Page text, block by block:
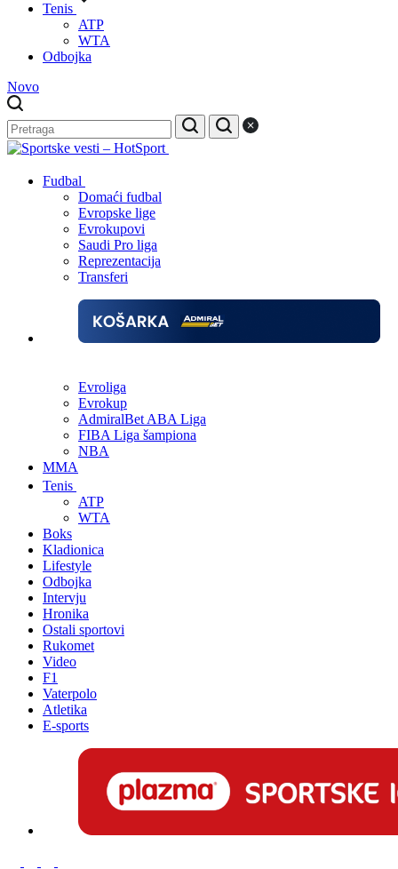
Tenis
ATP
WTA
Odbojka
Novo
Fudbal
Domaći fudbal
Evropske lige
Evrokupovi
Saudi Pro liga
Reprezentacija
Transferi
Evroliga
Evrokup
AdmiralBet ABA Liga
FIBA Liga šampiona
NBA
MMA
Tenis
ATP
WTA
Boks
Kladionica
Lifestyle
Odbojka
Intervju
Hronika
Ostali sportovi
Rukomet
Video
F1
Vaterpolo
Atletika
E-sports